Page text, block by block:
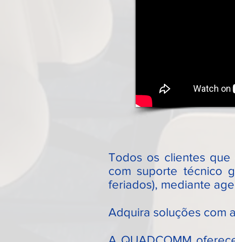
Todos os clientes que
com suporte técnico
feriados), mediante
Adquira soluções com